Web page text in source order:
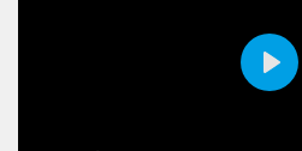
Play